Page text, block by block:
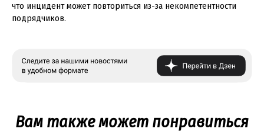
что инцидент может повториться из-за некомпетентности
подрядчиков.
Вам также может понравиться